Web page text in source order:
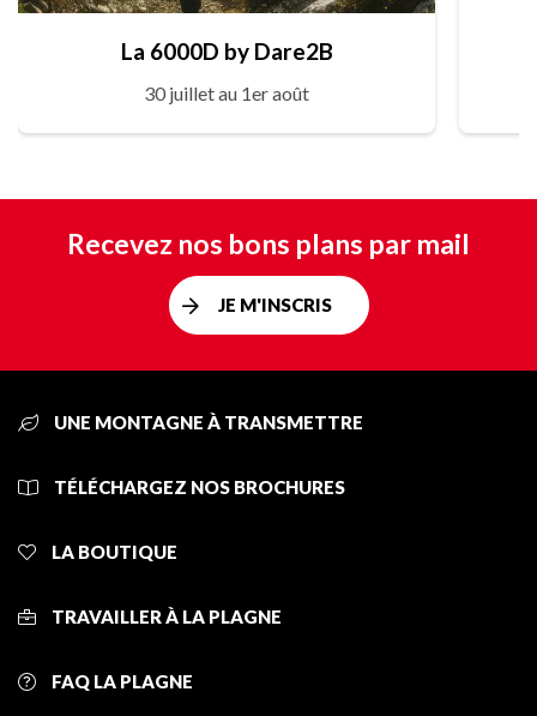
La 6000D by Dare2B
30 juillet au 1er août
Recevez nos bons plans par mail
JE M'INSCRIS
UNE MONTAGNE À TRANSMETTRE
TÉLÉCHARGEZ NOS BROCHURES
LA BOUTIQUE
TRAVAILLER À LA PLAGNE
FAQ LA PLAGNE